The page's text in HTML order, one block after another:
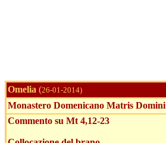
Omelia (26-01-2014)
Monastero Domenicano Matris Domini
Commento su Mt 4,12-23